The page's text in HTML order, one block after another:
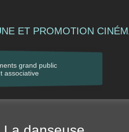
ET PROMOTION
grand public
associative